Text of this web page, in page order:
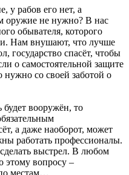
у рабов его нет, а
оружие не нужно? В нас
обывателя, которого
Нам внушают, что лучше
государство спасёт, чтобы
о самостоятельной защите
нужно со своей заботой о
вооружён, то
а даже наоборот, может
работать профессионалы.
выстрел. В любом
этому вопросу –
по местам…